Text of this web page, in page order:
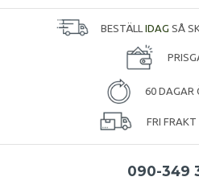
BESTÄLL IDAG SÅ
60 DAGAR
FRI FRAKT
090-349